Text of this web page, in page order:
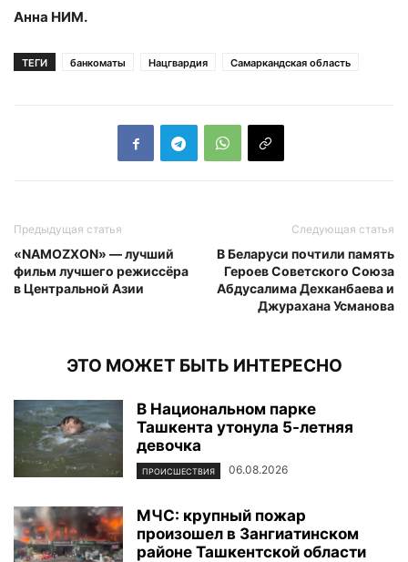
Анна НИМ.
ТЕГИ банкоматы Нацгвардия Самаркандская область
Предыдущая статья
«NAMOZXON» — лучший
фильм лучшего режиссёра
в Центральной Азии
Следующая статья
В Беларуси почтили память
Героев Советского Союза
Абдусалима Дехканбаева и
Джурахана Усманова
ЭТО МОЖЕТ БЫТЬ ИНТЕРЕСНО
В Национальном парке
Ташкента утонула 5-летняя
девочка
ПРОИСШЕСТВИЯ 06.08.2026
МЧС: крупный пожар
произошел в Зангиатинском
районе Ташкентской области